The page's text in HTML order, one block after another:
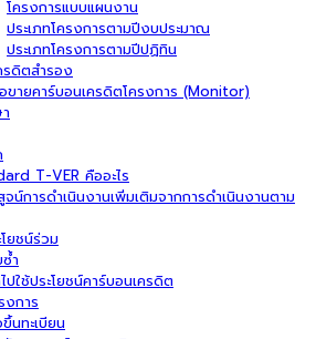
โครงการแบบแผนงาน
ประเภทโครงการตามปีงบประมาณ
ประเภทโครงการตามปีปฏิทิน
รดิตสำรอง
ขายคาร์บอนเครดิตโครงการ (Monitor)
T-VER คืออะไร
น์การดำเนินงานเพิ่มเติมจากการดำเนินงานตาม
ยชน์ร่วม
ำ
ปใช้ประโยชน์คาร์บอนเครดิต
การ
นทะเบียน